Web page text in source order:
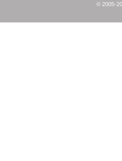
© 2005-